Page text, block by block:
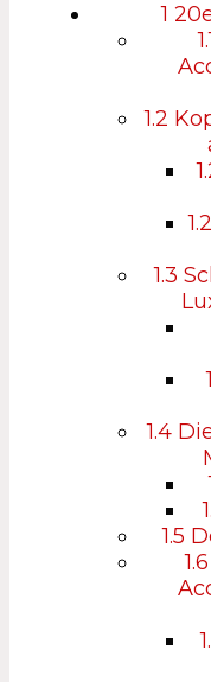
1
1.2
1.3
1.4
1.5
1.6